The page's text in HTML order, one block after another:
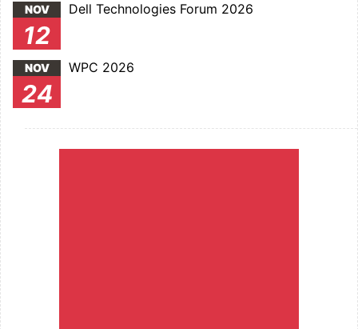
NOV
12
Dell Technologies Forum 2026
NOV
24
WPC 2026